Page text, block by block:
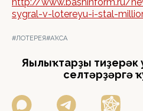
sygral-v-lotereyu-i-stal-
#ЛОТЕРЕЯ#АҠСА
Яңылыҡтарҙы
селтәрҙәргә